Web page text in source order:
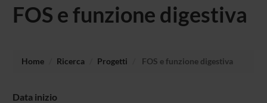
FOS e funzione digestiva
Home Ricerca Progetti FOS e funzione digestiva
Data inizio